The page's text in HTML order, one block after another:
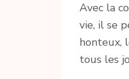
Avec la
vie, il se
honteux,
tous les